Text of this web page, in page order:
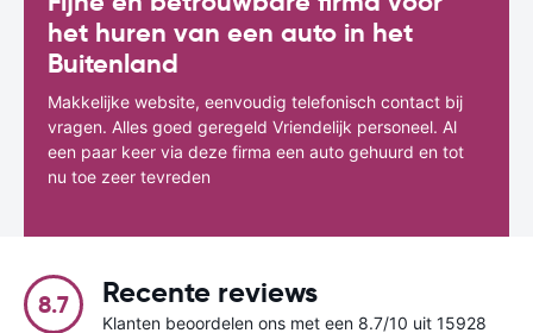
het huren van een auto in het
Buitenland
Makkelijke website, eenvoudig telefonisch contact bij
vragen. Alles goed geregeld Vriendelijk personeel. Al
een paar keer via deze firma een auto gehuurd en tot
nu toe zeer tevreden
8.7 Recente reviews
Klanten beoordelen ons met een 8.7/10 uit 15928